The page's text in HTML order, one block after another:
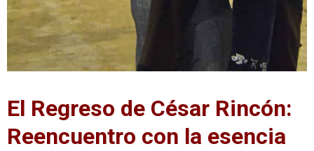
El Regreso de César Rincón:
Reencuentro con la esencia